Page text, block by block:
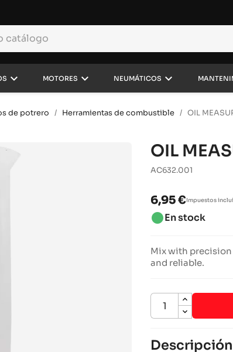
keyboard_arrow_down MOTORES keyboard_arrow_down NEUMÁTICOS keyboard_arrow_down
de potrero Herramientas de combustible OIL
OIL
AC632.001
6,95 €Impuestos
brightness_1En stock
Mix with
and reliable.
Descripción